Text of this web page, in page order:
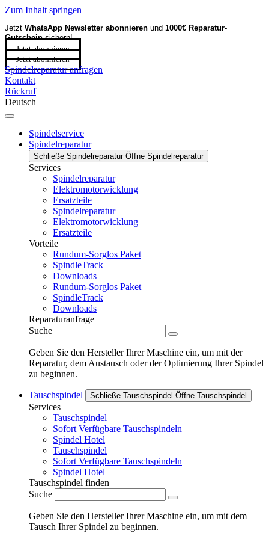
Zum Inhalt springen
Jetzt WhatsApp Newsletter abonnieren und 1000€ Reparatur-
Gutscheinsichern!
Jetzt abonnieren
Jetzt abonnieren
Spindelreparatur anfragen
Kontakt
Rückruf
Deutsch
Spindelservice
Spindelreparatur
Schließe Spindelreparatur Öffne Spindelreparatur
Services
Spindelreparatur
Elektromotorwicklung
Ersatzteile
Spindelreparatur
Elektromotorwicklung
Ersatzteile
Vorteile
Rundum-Sorglos Paket
SpindleTrack
Downloads
Rundum-Sorglos Paket
SpindleTrack
Downloads
Reparaturanfrage
Suche
Geben Sie den Hersteller Ihrer Maschine ein, um mit der
Reparatur, dem Austausch oder der Optimierung Ihrer Spindel
zu beginnen.
Tauschspindel Schließe Tauschspindel Öffne Tauschspindel
Services
Tauschspindel
Sofort Verfügbare Tauschspindeln
Spindel Hotel
Tauschspindel
Sofort Verfügbare Tauschspindeln
Spindel Hotel
Tauschspindel finden
Suche
Geben Sie den Hersteller Ihrer Maschine ein, um mit dem
Tausch Ihrer Spindel zu beginnen.